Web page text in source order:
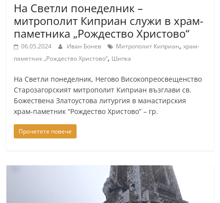
k
a
z
a
n
l
a
k
.
c
На Светли понеделник –
митрополит Киприан служи в храм-
паметника „Рождество Христово“
06.05.2024 Иван Бонев Митрополит Киприан,храм-
паметник „Рождество Христово“, Шипка
На Светли понеделник, Негово Високопреосвещенство
Старозагорският митрополит Киприан възглави св.
Божествена Златоустова литургия в манастирския
храм-паметник “Рождество Христово” – гр.
Прочетете повече